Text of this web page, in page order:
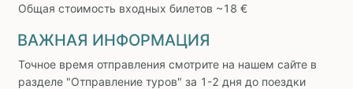
Общая стоимость входных билетов ~18 €
ВАЖНАЯ ИНФОРМАЦИЯ
Точное время отправления смотрите на нашем сайте в
разделе "Отправление туров" за 1-2 дня до поездки